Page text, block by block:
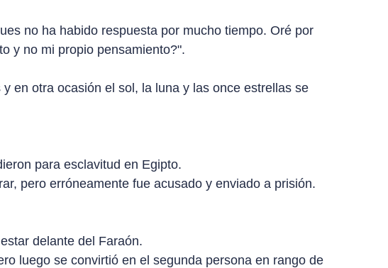
no ha habido respuesta por mucho tiempo. Oré por
y no mi propio pensamiento?".
en otra ocasión el sol, la luna y las once estrellas se
para esclavitud en Egipto.
pero erróneamente fue acusado y enviado a prisión.
delante del Faraón.
luego se convirtió en el segunda persona en rango de